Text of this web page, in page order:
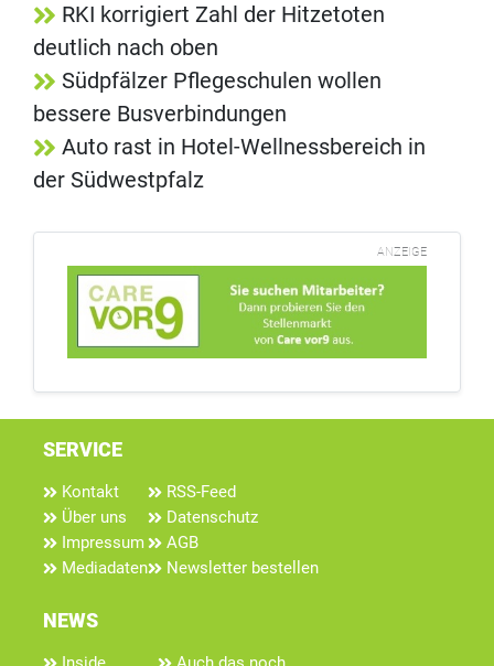
RKI korrigiert Zahl der Hitzetoten
deutlich nach oben
Südpfälzer Pflegeschulen wollen
bessere Busverbindungen
Auto rast in Hotel-Wellnessbereich in
der Südwestpfalz
ANZEIGE
SERVICE
Kontakt
Über uns
Impressum
Mediadaten
RSS-Feed
Datenschutz
AGB
Newsletter bestellen
NEWS